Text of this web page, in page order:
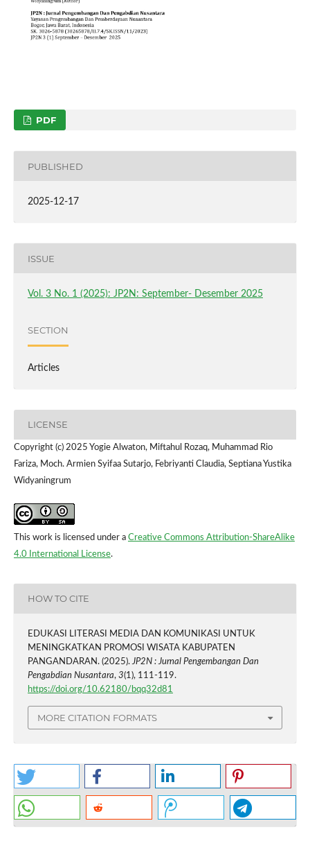
PDF
PUBLISHED
2025-12-17
ISSUE
Vol. 3 No. 1 (2025): JP2N: September- Desember 2025
SECTION
Articles
LICENSE
Copyright (c) 2025 Yogie Alwaton, Miftahul Rozaq, Muhammad Rio
Fariza, Moch. Armien Syifaa Sutarjo, Febriyanti Claudia, Septiana Yustika
Widyaningrum
This work is licensed under a Creative Commons Attribution-ShareAlike
4.0 International License.
HOW TO CITE
EDUKASI LITERASI MEDIA DAN KOMUNIKASI UNTUK
MENINGKATKAN PROMOSI WISATA KABUPATEN
PANGANDARAN. (2025). JP2N : Jurnal Pengembangan Dan
Pengabdian Nusantara, 3(1), 111-119.
https://doi.org/10.62180/bqq32d81
MORE CITATION FORMATS